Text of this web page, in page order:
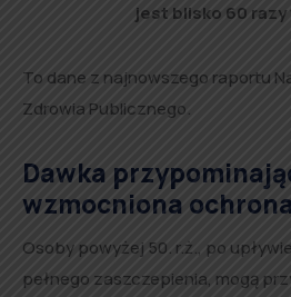
jest blisko 60 razy
To dane z najnowszego raportu
Zdrowia Publicznego.
Dawka
wzmocniona
Osoby powyżej 50. r.ż., po
pełnego zaszczepienia, mogą